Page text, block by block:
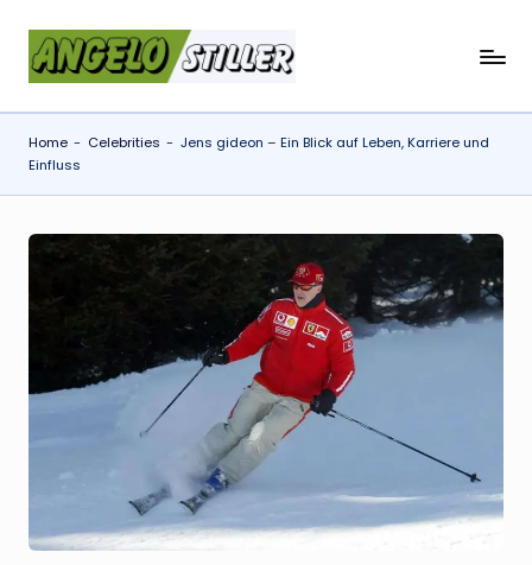
a
n
g
e
l
il
.
Home - Celebrities - Jens gideon – Ein Blick auf Leben, Karriere und
Einfluss